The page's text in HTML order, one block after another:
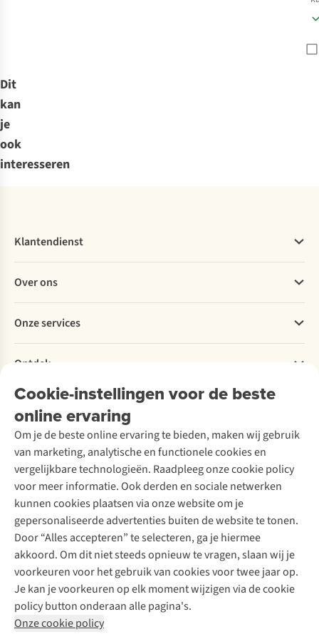
Dit
kan
je
ook
interesseren
Cookie-instellingen voor de beste
online ervaring
Om je de beste online ervaring te bieden, maken wij gebruik
van marketing, analytische en functionele cookies en
vergelijkbare technologieën. Raadpleeg onze cookie policy
voor meer informatie. Ook derden en sociale netwerken
kunnen cookies plaatsen via onze website om je
gepersonaliseerde advertenties buiten de website te tonen.
Door “Alles accepteren” te selecteren, ga je hiermee
akkoord. Om dit niet steeds opnieuw te vragen, slaan wij je
voorkeuren voor het gebruik van cookies voor twee jaar op.
Je kan je voorkeuren op elk moment wijzigen via de cookie
policy button onderaan alle pagina's.
Onze cookie policy
Klantendienst
Bestellen
Betalen
Levering
Retourneren
Bestelling herroepen
Garantie
Contact
Over ons
Explore More
Verantwoord ondernemen
Over Ayacucho
Onze winkels
Over A.S.Adventure
Toegankelijkheidsverklaring
Onze services
Ski-onderhoud
Wasservice
Schoenonderhoud
Schoenherstelling
Kledingherstelling
Retouches
Voor bedrijven
Ontdek
A.S.Magazine
Podcast
Explore Academy
Explore Camp
Gear Check
Inspiratie & advies
Meld je aan voor de nieuwsbrief
Follow us
Disclaimer Privacy Policy
Algemene voorwaarden
Cookie Policy